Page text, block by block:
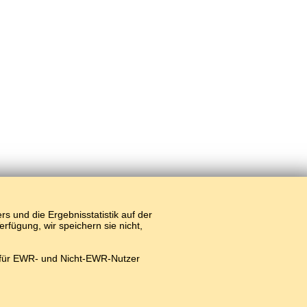
und die Ergebnisstatistik auf der
wir speichern sie nicht,
EWR- und Nicht-EWR-Nutzer
#